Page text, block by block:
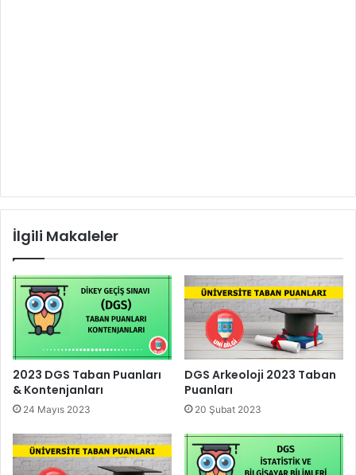
İlgili Makaleler
2023 DGS Taban Puanları
& Kontenjanları
24 Mayıs 2023
DGS Arkeoloji 2023 Taban
Puanları
20 Şubat 2023